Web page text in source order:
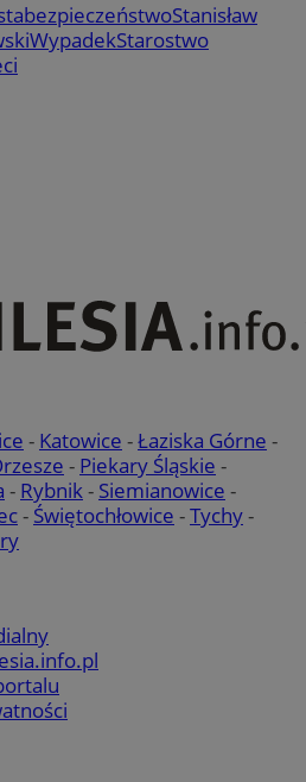
bezpieczeństwoStanisław
WypadekStarostwo
- Katowice -Łaziska Górne -
- Piekary Śląskie -
- Rybnik - Siemianowice -
- Świętochłowice -Tychy-